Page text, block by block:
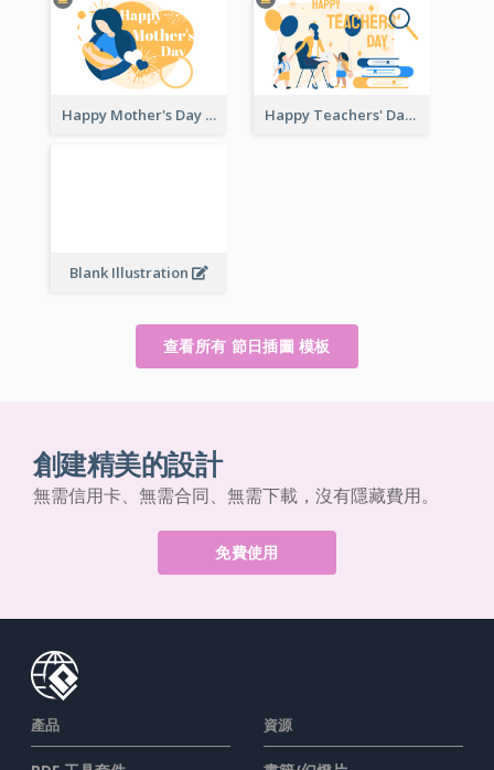
Happy Mother's Day Happy Teachers' Day
Blank Illustration
查看所有 節日插圖 模板
創建精美的設計
無需信用卡、無需合同、無需下載，沒有隱藏費用。
免費使用
產品 資源